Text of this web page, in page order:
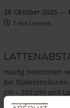
28 Oktober 2025 —
7 min Lesezeit
Häufig bekommen
bei
cm – 200 cm) und
nicht immer leicht.